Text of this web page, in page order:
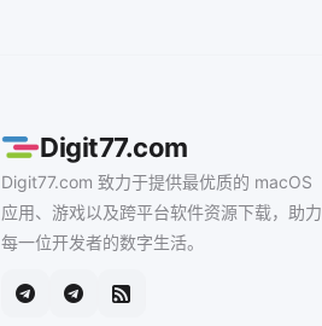
Digit77.com
Digit77.com 致力于提供最优质的 macOS
应用、游戏以及跨平台软件资源下载，助力
每一位开发者的数字生活。